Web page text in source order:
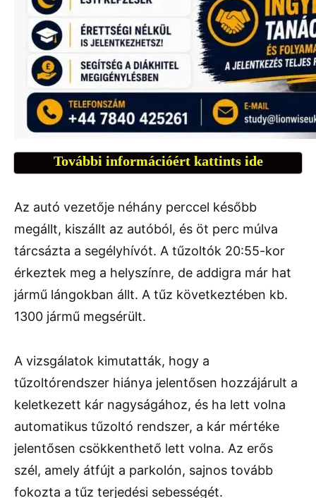
További információért kattints ide
Az autó vezetője néhány perccel később
megállt, kiszállt az autóból, és öt perc múlva
tárcsázta a segélyhívót. A tűzoltók 20:55-kor
érkeztek meg a helyszínre, de addigra már hat
jármű lángokban állt. A tűz következtében kb.
1300 jármű megsérült.
A vizsgálatok kimutatták, hogy a
tűzoltórendszer hiánya jelentősen hozzájárult a
keletkezett kár nagyságához, és ha lett volna
automatikus tűzoltó rendszer, a kár mértéke
jelentősen csökkenthető lett volna. Az erős
szél, amely átfújt a parkolón, sajnos tovább
fokozta a tűz terjedési sebességét.